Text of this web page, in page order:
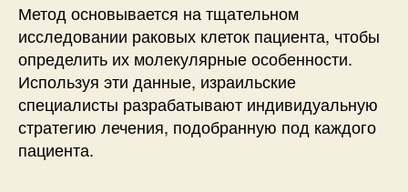
Метод основывается на тщательном
исследовании раковых клеток пациента, чтобы
определить их молекулярные особенности.
Используя эти данные, израильские
специалисты разрабатывают индивидуальную
стратегию лечения, подобранную под каждого
пациента.